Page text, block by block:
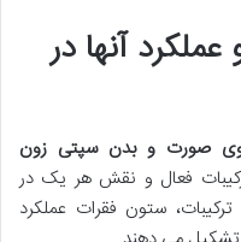
آنها در
صورت و بدن سپتی زون
فعال و نقش هر یک در
ستون فقرات عملکرد